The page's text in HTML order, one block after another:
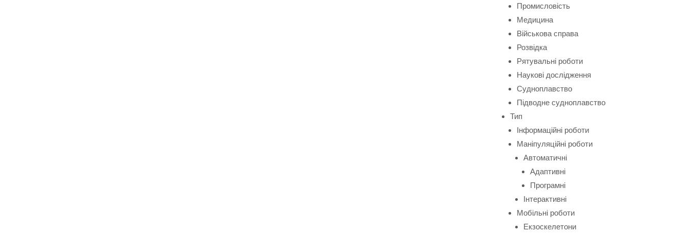
Промисловість
Медицина
Військова справа
Розвідка
Рятувальні роботи
Наукові дослідження
Судноплавство
Підводне судноплавство
Тип
Інформаційні роботи
Маніпуляційні роботи
Автоматичні
Адаптивні
Програмні
Інтерактивні
Мобільні роботи
Екзоскелетони